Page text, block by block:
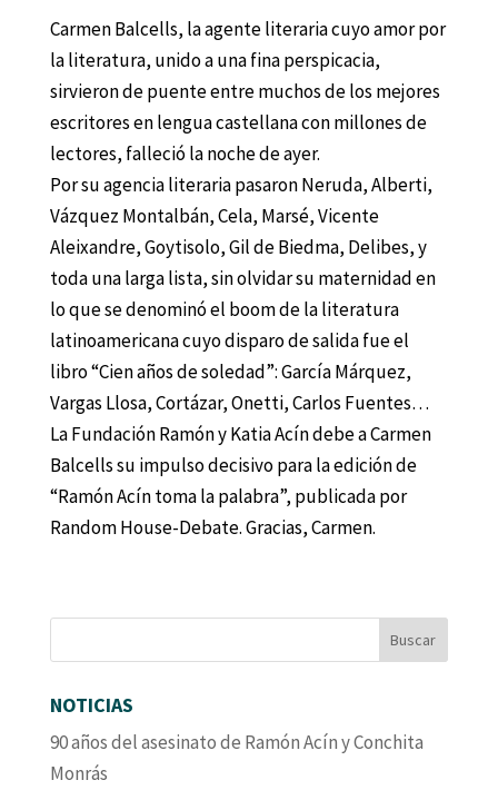
Carmen Balcells, la agente literaria cuyo amor por
la literatura, unido a una fina perspicacia,
sirvieron de puente entre muchos de los mejores
escritores en lengua castellana con millones de
lectores, falleció la noche de ayer.
Por su agencia literaria pasaron Neruda, Alberti,
Vázquez Montalbán, Cela, Marsé, Vicente
Aleixandre, Goytisolo, Gil de Biedma, Delibes, y
toda una larga lista, sin olvidar su maternidad en
lo que se denominó el boom de la literatura
latinoamericana cuyo disparo de salida fue el
libro “Cien años de soledad”: García Márquez,
Vargas Llosa, Cortázar, Onetti, Carlos Fuentes…
La Fundación Ramón y Katia Acín debe a Carmen
Balcells su impulso decisivo para la edición de
“Ramón Acín toma la palabra”, publicada por
Random House-Debate. Gracias, Carmen.
NOTICIAS
90 años del asesinato de Ramón Acín y Conchita
Monrás